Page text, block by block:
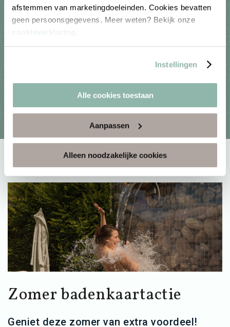
afstemmen van marketingdoeleinden. Cookies bevatten
geen persoonsgegevens. Meer weten? Bekijk onze
.
Instellingen
Alle cookies toestaan
Aanpassen
Alleen noodzakelijke cookies
Vanaf
P.P.
Zomer badenkaartactie
Geniet deze zomer van extra voordeel!